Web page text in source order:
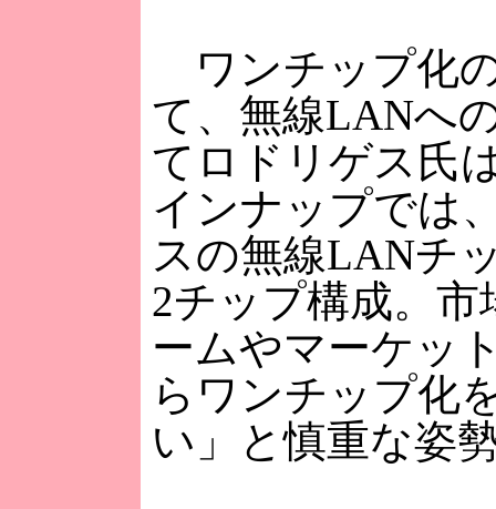
ワンチップ化
て、無線LANへ
てロドリゲス氏
インナップでは
スの無線LANチ
2チップ構成。市
ームやマーケッ
らワンチップ化
い」と慎重な姿